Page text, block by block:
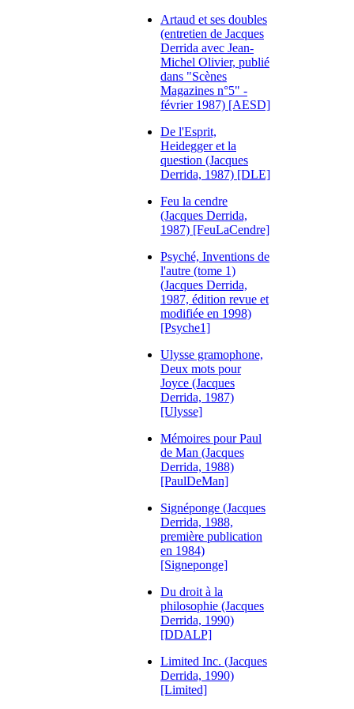
Artaud et ses doubles
(entretien de Jacques
Derrida avec Jean-
Michel Olivier, publié
dans "Scènes
Magazines n°5" -
février 1987) [AESD]
De l'Esprit,
Heidegger et la
question (Jacques
Derrida, 1987) [DLE]
Feu la cendre
(Jacques Derrida,
1987) [FeuLaCendre]
Psyché, Inventions de
l'autre (tome 1)
(Jacques Derrida,
1987, édition revue et
modifiée en 1998)
[Psyche1]
Ulysse gramophone,
Deux mots pour
Joyce (Jacques
Derrida, 1987)
[Ulysse]
Mémoires pour Paul
de Man (Jacques
Derrida, 1988)
[PaulDeMan]
Signéponge (Jacques
Derrida, 1988,
première publication
en 1984)
[Signeponge]
Du droit à la
philosophie (Jacques
Derrida, 1990)
[DDALP]
Limited Inc. (Jacques
Derrida, 1990)
[Limited]